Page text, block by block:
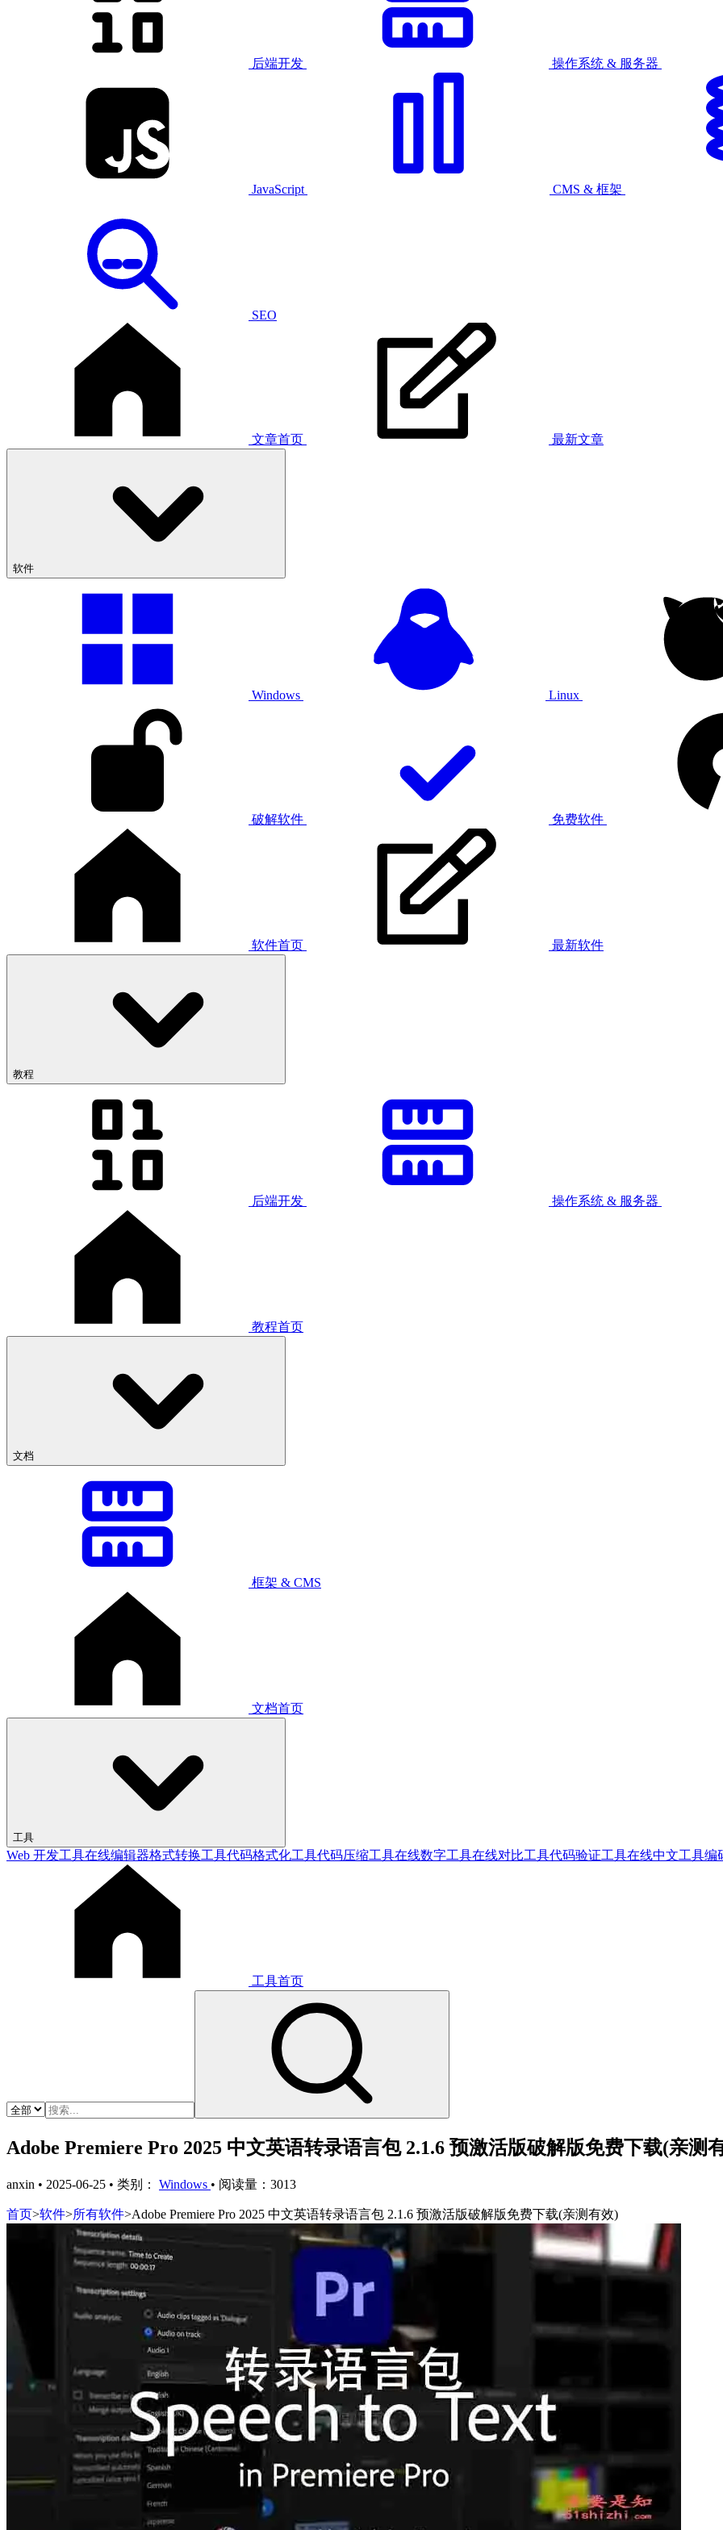
后端开发 操作系统 & 服务器
JavaScript CMS & 框架
SEO
文章首页 最新文章
软件
Windows Linux
破解软件 免费软件
软件首页 最新软件
教程
后端开发 操作系统 & 服务器
教程首页
文档
框架 & CMS
文档首页
工具
Web 开发工具在线编辑器格式转换工具代码格式化工具代码压缩工具在线数字工具在线对比工具代码验证工具在线中文工具编
工具首页
Adobe Premiere Pro 2025 中文英语转录语言包 2.1.6 预激活版破解版免费下载(亲测
anxin • 2025-06-25 • 类别： Windows • 阅读量：3013
首页>软件>所有软件>Adobe Premiere Pro 2025 中文英语转录语言包 2.1.6 预激活版破解版免费下载(亲测有效)